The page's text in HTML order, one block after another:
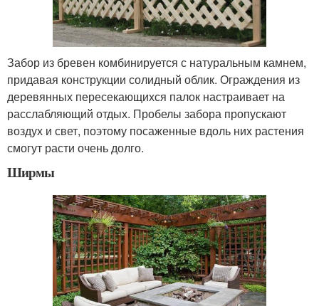
Забор из бревен комбинируется с натуральным камнем,
придавая конструкции солидный облик. Ограждения из
деревянных пересекающихся палок настраивает на
расслабляющий отдых. Пробелы забора пропускают
воздух и свет, поэтому посаженные вдоль них растения
смогут расти очень долго.
Ширмы